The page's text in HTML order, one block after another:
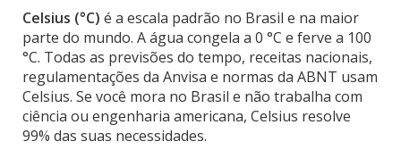
Celsius (°C) é a escala padrão no Brasil e na maior
parte do mundo. A água congela a 0 °C e ferve a 100
°C. Todas as previsões do tempo, receitas nacionais,
regulamentações da Anvisa e normas da ABNT usam
Celsius. Se você mora no Brasil e não trabalha com
ciência ou engenharia americana, Celsius resolve
99% das suas necessidades.